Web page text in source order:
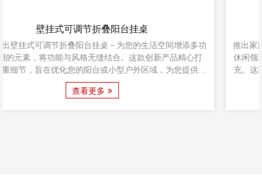
餐桌家用烧烤桌
推出家用餐桌烧烤桌：提升您的家庭烹饪体验 在家庭用餐和户外
休闲领域，餐桌家庭烧烤桌成为您生活空间的多功能且精致的补
充。这款创新家具经过精心制作，设计融合了功能性和美观性，
超越了普通家具，为您在舒适的家中提供独特而愉快的烹饪体